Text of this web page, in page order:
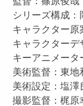
シリーズ構成：
キャラクター原
キャラクターデ
キーアニメータ
美術監督：東地
美術設定：塩澤
撮影監督：梶原